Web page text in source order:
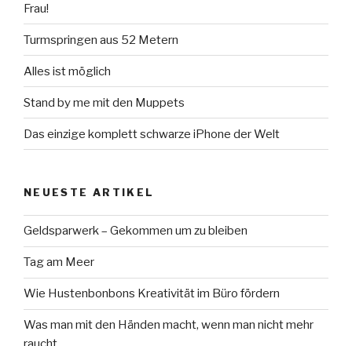
Frau!
Turmspringen aus 52 Metern
Alles ist möglich
Stand by me mit den Muppets
Das einzige komplett schwarze iPhone der Welt
NEUESTE ARTIKEL
Geldsparwerk – Gekommen um zu bleiben
Tag am Meer
Wie Hustenbonbons Kreativität im Büro fördern
Was man mit den Händen macht, wenn man nicht mehr